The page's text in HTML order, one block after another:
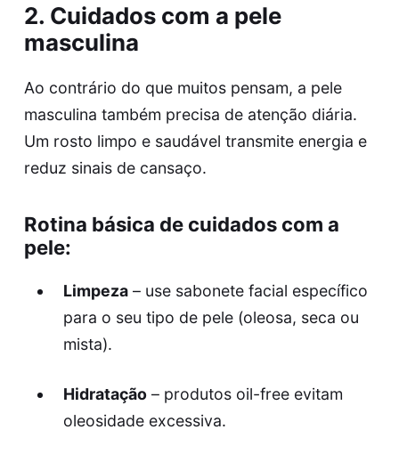
2. Cuidados com a pele
masculina
Ao contrário do que muitos pensam, a pele
masculina também precisa de atenção diária.
Um rosto limpo e saudável transmite energia e
reduz sinais de cansaço.
Rotina básica de cuidados com a
pele:
Limpeza– use sabonete facial específico
para o seu tipo de pele (oleosa, seca ou
mista).
Hidratação– produtos oil-free evitam
oleosidade excessiva.